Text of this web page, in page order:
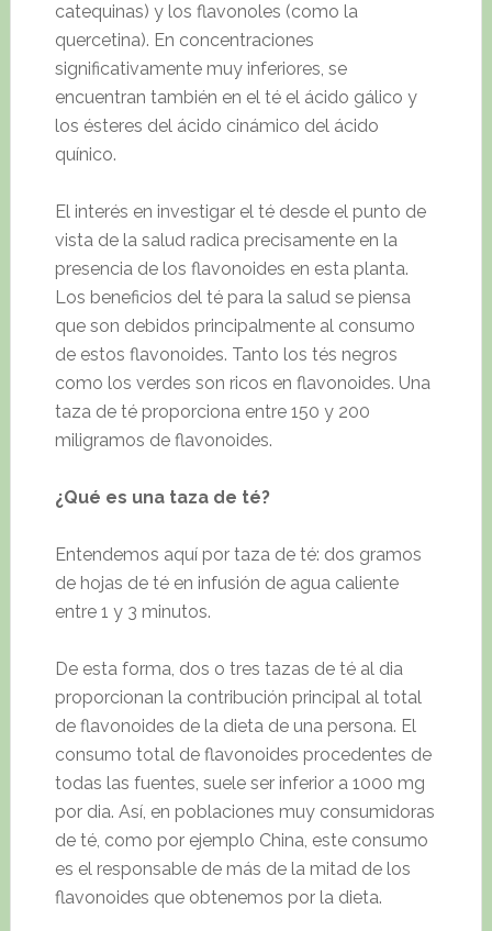
catequinas) y los flavonoles (como la
quercetina). En concentraciones
significativamente muy inferiores, se
encuentran también en el té el ácido gálico y
los ésteres del ácido cinámico del ácido
quínico.
El interés en investigar el té desde el punto de
vista de la salud radica precisamente en la
presencia de los flavonoides en esta planta.
Los beneficios del té para la salud se piensa
que son debidos principalmente al consumo
de estos flavonoides. Tanto los tés negros
como los verdes son ricos en flavonoides. Una
taza de té proporciona entre 150 y 200
miligramos de flavonoides.
¿Qué es una taza de té?
Entendemos aquí por taza de té: dos gramos
de hojas de té en infusión de agua caliente
entre 1 y 3 minutos.
De esta forma, dos o tres tazas de té al dia
proporcionan la contribución principal al total
de flavonoides de la dieta de una persona. El
consumo total de flavonoides procedentes de
todas las fuentes, suele ser inferior a 1000 mg
por dia. Así, en poblaciones muy consumidoras
de té, como por ejemplo China, este consumo
es el responsable de más de la mitad de los
flavonoides que obtenemos por la dieta.